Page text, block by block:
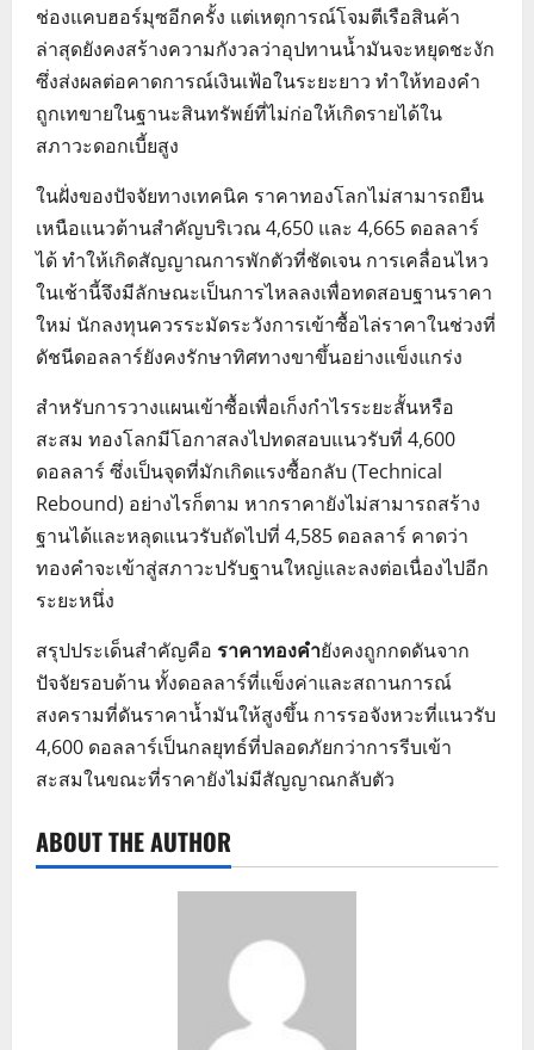
ช่องแคบฮอร์มุซอีกครั้ง แต่เหตุการณ์โจมตีเรือสินค้า
ล่าสุดยังคงสร้างความกังวลว่าอุปทานน้ำมันจะหยุดชะงัก
ซึ่งส่งผลต่อคาดการณ์เงินเฟ้อในระยะยาว ทำให้ทองคำ
ถูกเทขายในฐานะสินทรัพย์ที่ไม่ก่อให้เกิดรายได้ใน
สภาวะดอกเบี้ยสูง
ในฝั่งของปัจจัยทางเทคนิค ราคาทองโลกไม่สามารถยืน
เหนือแนวต้านสำคัญบริเวณ 4,650 และ 4,665 ดอลลาร์
ได้ ทำให้เกิดสัญญาณการพักตัวที่ชัดเจน การเคลื่อนไหว
ในเช้านี้จึงมีลักษณะเป็นการไหลลงเพื่อทดสอบฐานราคา
ใหม่ นักลงทุนควรระมัดระวังการเข้าซื้อไล่ราคาในช่วงที่
ดัชนีดอลลาร์ยังคงรักษาทิศทางขาขึ้นอย่างแข็งแกร่ง
สำหรับการวางแผนเข้าซื้อเพื่อเก็งกำไรระยะสั้นหรือ
สะสม ทองโลกมีโอกาสลงไปทดสอบแนวรับที่ 4,600
ดอลลาร์ ซึ่งเป็นจุดที่มักเกิดแรงซื้อกลับ (Technical
Rebound) อย่างไรก็ตาม หากราคายังไม่สามารถสร้าง
ฐานได้และหลุดแนวรับถัดไปที่ 4,585 ดอลลาร์ คาดว่า
ทองคำจะเข้าสู่สภาวะปรับฐานใหญ่และลงต่อเนื่องไปอีก
ระยะหนึ่ง
สรุปประเด็นสำคัญคือ ราคาทองคำยังคงถูกกดดันจาก
ปัจจัยรอบด้าน ทั้งดอลลาร์ที่แข็งค่าและสถานการณ์
สงครามที่ดันราคาน้ำมันให้สูงขึ้น การรอจังหวะที่แนวรับ
4,600 ดอลลาร์เป็นกลยุทธ์ที่ปลอดภัยกว่าการรีบเข้า
สะสมในขณะที่ราคายังไม่มีสัญญาณกลับตัว
ABOUT THE AUTHOR